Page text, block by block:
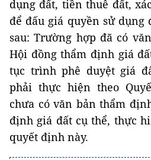
tục trình phê duyệt giá
phải thực hiện theo
chưa có văn bản thẩm
định giá đất cụ thể, thực
quyết định này.
TIN LIÊN QUAN
TPHCM xây dựng quy định hệ
TPHCM sẽ xây dựng hệ số K